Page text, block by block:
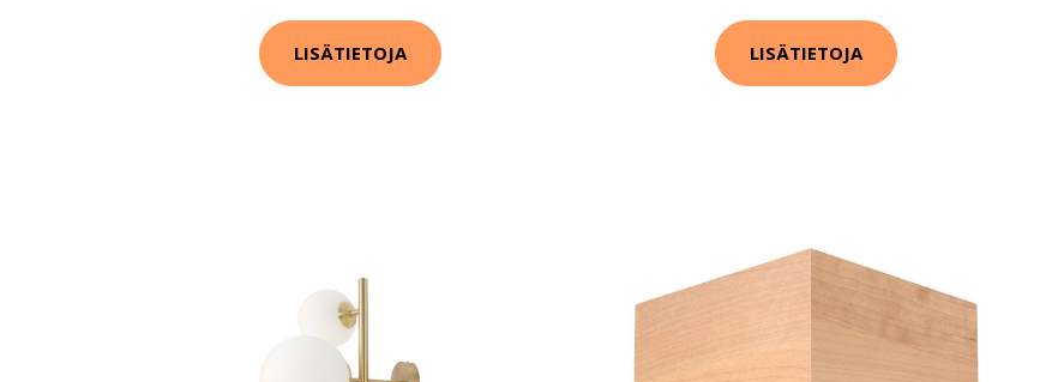
LISÄTIETOJA LISÄTIETOJA